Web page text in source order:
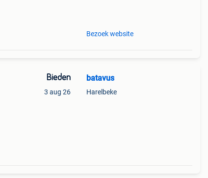
Bezoek website
Bieden
3 aug 26
batavus
Harelbeke